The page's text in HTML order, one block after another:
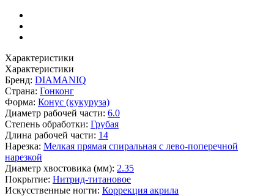
Характеристики
Характеристики
Бренд: DIAMANIQ
Страна: Гонконг
Форма: Конус (кукуруза)
Диаметр рабочей части: 6.0
Степень обработки: Грубая
Длина рабочей части: 14
Нарезка: Мелкая прямая спиральная с лево-поперечной
нарезкой
Диаметр хвостовика (мм): 2.35
Покрытие: Нитрид-титановое
Искусственные ногти: Коррекция акрила